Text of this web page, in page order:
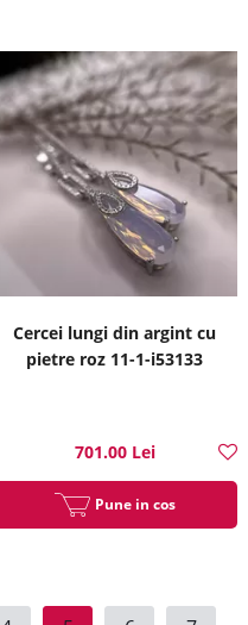
Cercei lungi din argint cu
pietre roz 11-1-i53133
701.00 Lei
Pune in cos